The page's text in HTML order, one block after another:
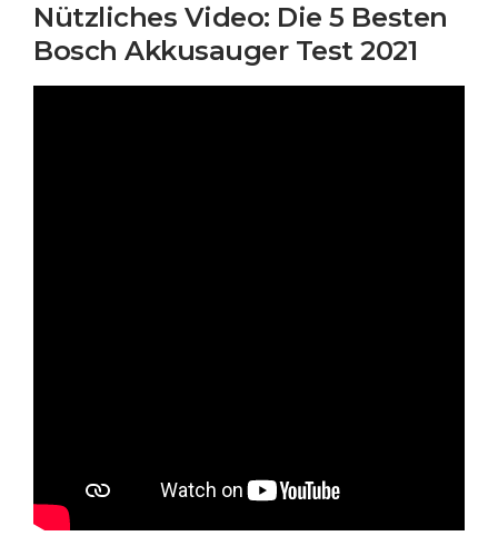
Nützliches Video: Die 5 Besten
Bosch Akkusauger Test 2021